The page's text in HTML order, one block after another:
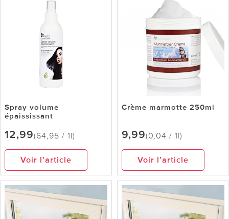
Spray volume
épaississant
12,99(64,95 / 1l)
Voir l’article
Crème marmotte 250ml
9,99(0,04 / 1l)
Voir l’article